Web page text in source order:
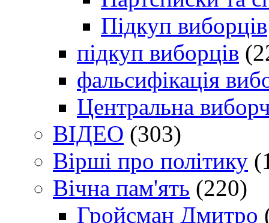
Підкуп виборців
підкуп виборців
фальсифікація
Центральна
ВІДЕО (303)
Вірші про політику
Вічна пам'ять (220)
Гройсман Дмитро